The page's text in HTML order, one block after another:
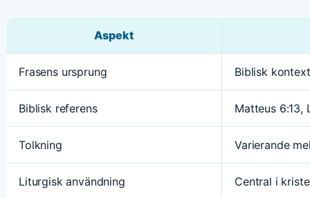
Aspekt
Frasens ursprung Biblisk
Biblisk referens Matteus 6:13,
Tolkning Varierande
Liturgisk användning Central i